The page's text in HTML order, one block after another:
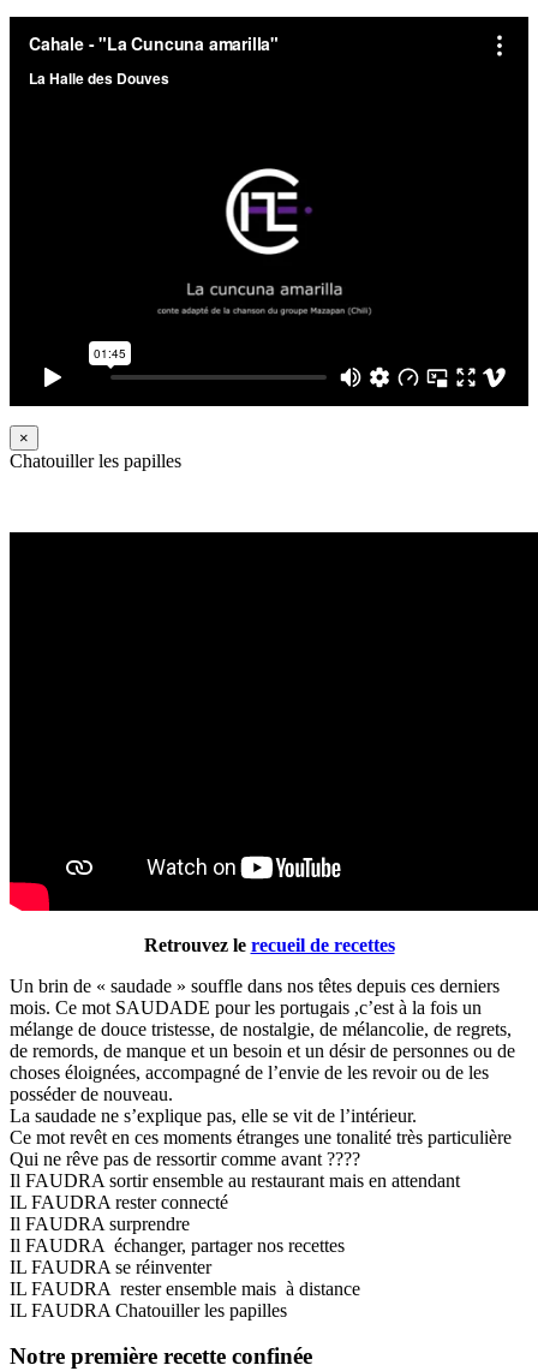
×
Chatouiller les papilles
Retrouvez le recueil de recettes
Un brin de « saudade » souffle dans nos têtes depuis ces derniers
mois. Ce mot SAUDADE pour les portugais ,c’est à la fois un
mélange de douce tristesse, de nostalgie, de mélancolie, de regrets,
de remords, de manque et un besoin et un désir de personnes ou de
choses éloignées, accompagné de l’envie de les revoir ou de les
posséder de nouveau.
La saudade ne s’explique pas, elle se vit de l’intérieur.
Ce mot revêt en ces moments étranges une tonalité très particulière
Qui ne rêve pas de ressortir comme avant ????
Il FAUDRA sortir ensemble au restaurant mais en attendant
IL FAUDRA rester connecté
Il FAUDRA surprendre
Il FAUDRA échanger, partager nos recettes
IL FAUDRA se réinventer
IL FAUDRA rester ensemble mais à distance
IL FAUDRA Chatouiller les papilles
Notre première recette confinée